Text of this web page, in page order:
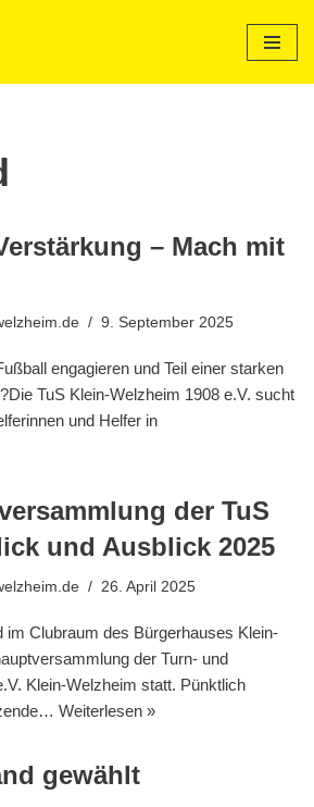
– Mach mit
9. September 2025
engagieren und Teil einer starken
TuS Klein-Welzheim 1908 e.V. sucht
und Helfer in
der TuS
und Ausblick 2025
26. April 2025
im Clubraum des Bürgerhauses Klein-
der Turn- und
Klein-Welzheim statt. Pünktlich
Weiterlesen »
gewählt